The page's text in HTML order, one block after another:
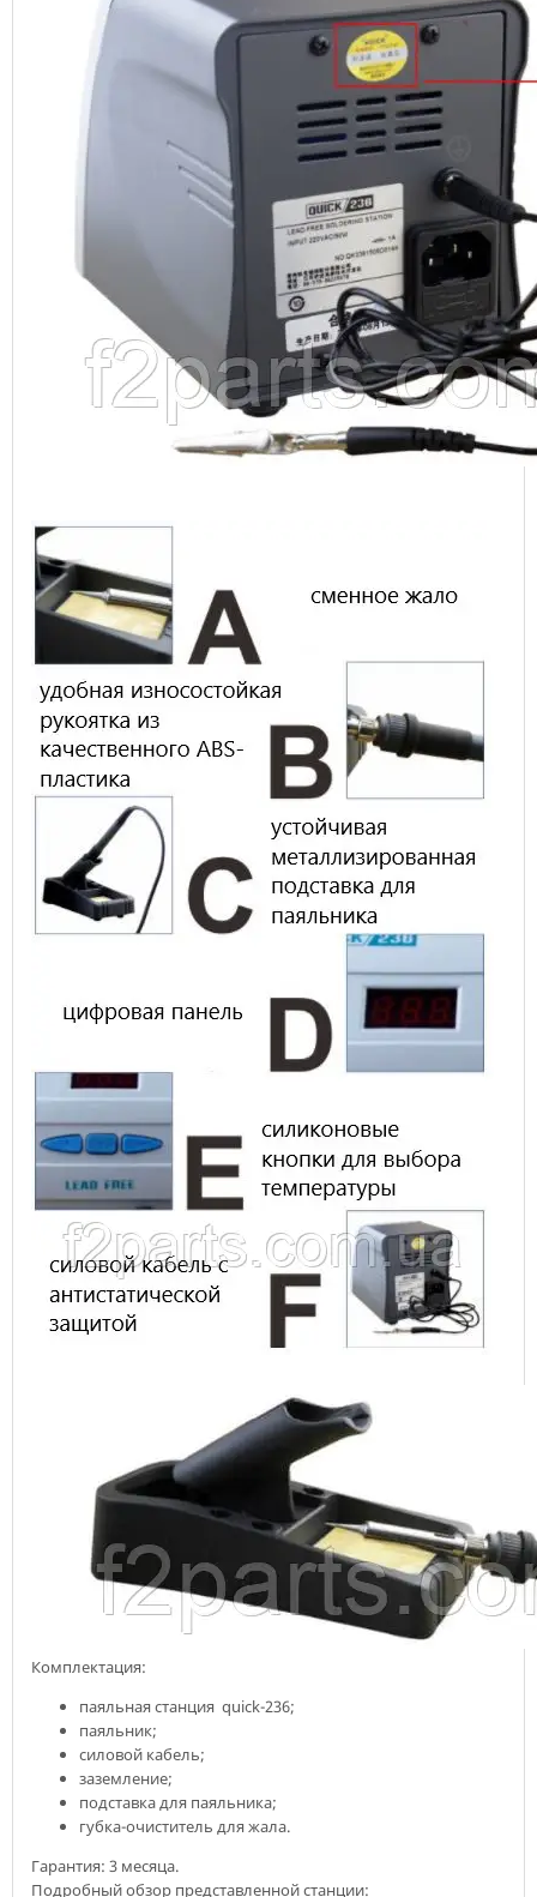
Комплектация:
паяльная станция quick-236;
паяльник;
силовой кабель;
заземление;
подставка для паяльника;
губка-очиститель для жала.
Гарантия: 3 месяца.
Подробный обзор представленной станции: